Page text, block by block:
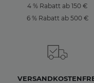
4 % Rabatt ab 150 €
6 % Rabatt ab 500 €